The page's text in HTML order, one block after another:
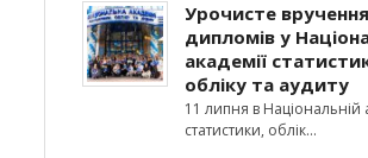
Урочисте вручення
дипломів у
академії
обліку та аудиту
11 липня в Національній
статистики, облік